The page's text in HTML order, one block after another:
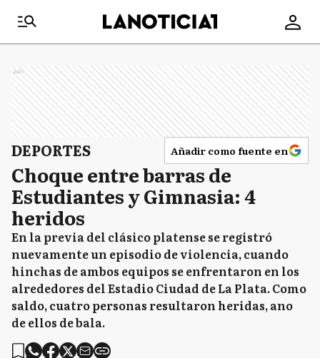
Ads
DEPORTES Añadir como fuente en
Choque entre barras de
Estudiantes y Gimnasia: 4
heridos
En la previa del clásico platense se registró
nuevamente un episodio de violencia, cuando
hinchas de ambos equipos se enfrentaron en los
alrededores del Estadio Ciudad de La Plata. Como
saldo, cuatro personas resultaron heridas, ano
de ellos de bala.